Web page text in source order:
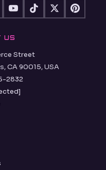
US
Street
CA 90015, USA
2832